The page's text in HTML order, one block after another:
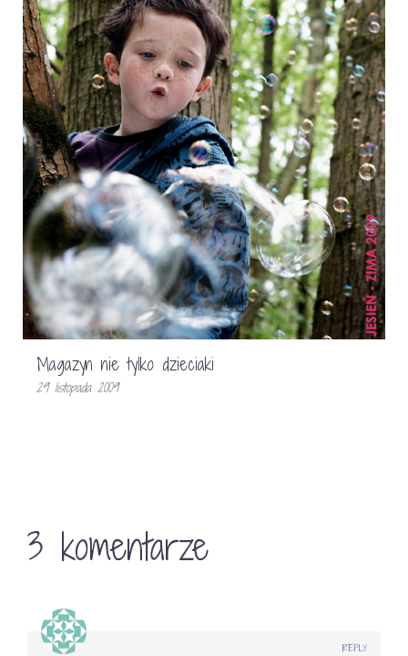
Magazyn nie tylko dzieciaki
29 listopada 2009
3 komentarze
REPLY